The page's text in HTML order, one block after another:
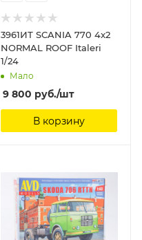
3961ИТ SCANIA 770 4x2
NORMAL ROOF Italeri
1/24
Мало
9 800 руб./шт
В корзину